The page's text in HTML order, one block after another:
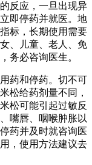
反应，一旦出现异
即停药并就医。地
标，长期使用需要
、儿童、老人、免
务必咨询医生。
药和停药。切不可
松给药剂量不同，
松可能引起过敏反
嘴唇、咽喉肿胀以
药并及时就咨询医
，使用方法建议去